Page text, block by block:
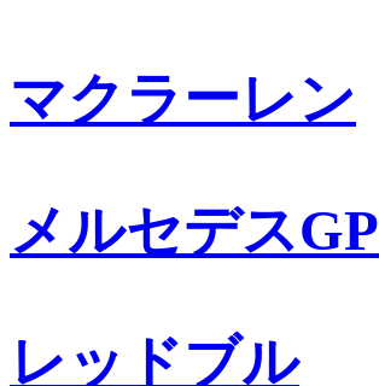
マクラーレン
メルセデスGP
レッドブル